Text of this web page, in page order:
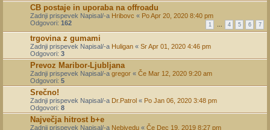
CB postaje in uporaba na offroadu
Zadnji prispevek Napisal/-a Hribovc « Po Apr 20, 2020 8:40 pm
Odgovori: 162 1 … 4 5 6 7
trgovina z gumami
Zadnji prispevek Napisal/-a Huligan « Sr Apr 01, 2020 4:46 pm
Odgovori: 3
Prevoz Maribor-Ljubljana
Zadnji prispevek Napisal/-a gregor « Če Mar 12, 2020 9:20 am
Odgovori: 5
Srečno!
Zadnji prispevek Napisal/-a Dr.Patrol « Po Jan 06, 2020 3:48 pm
Odgovori: 8
Največja hitrost b+e
Zadnji prispevek Napisal/-a Nebivedu « Če Dec 19, 2019 8:27 pm